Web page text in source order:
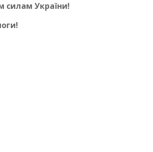
силам України!